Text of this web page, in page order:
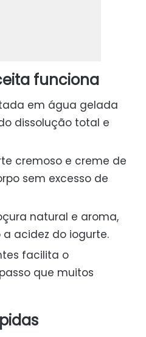
funciona
em água gelada
dissolução total e
cremoso e creme de
sem excesso de
natural e aroma,
acidez do iogurte.
facilita o
que muitos